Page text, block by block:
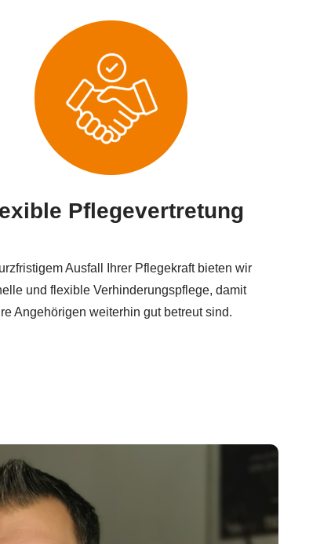
Pflegevertretung
Ausfall Ihrer Pflegekraft bieten wir
und flexible Verhinderungspflege, damit
Angehörigen weiterhin gut betreut sind.